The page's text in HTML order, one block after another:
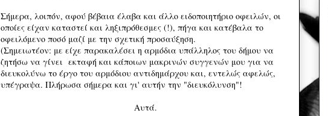
Σήμερα, λοιπόν, αφού βέβαια έλαβα και άλλο ειδοποιητήριο οφειλών, οι
οποίες είχαν καταστεί και ληξιπρόθεσμες (!), πήγα και κατέβαλα το
οφειλόμενο ποσό μαζί με την σχετική προσαύξηση.
(Σημειωτέον: με είχε παρακαλέσει η αρμόδια υπάλληλος του δήμου να
ζητήσω να γίνει εκταφή και κάποιων μακρινών συγγενών μου για να
διευκολύνω το έργο του αρμόδιου αντιδημάρχου και, εντελώς αφελώς,
υπέγραψα. Πλήρωσα σήμερα και γι' αυτήν την "διευκόλυνση"!
Αυτά.